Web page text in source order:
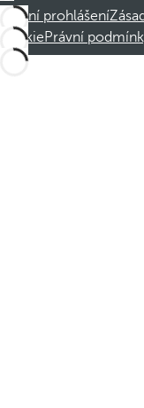
Právní prohlášení
cookiePrávní